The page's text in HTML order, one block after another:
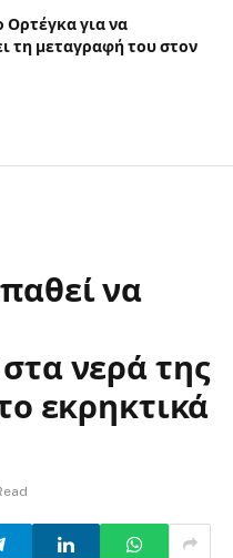
Ορτέγκα για να
τη μεταγραφή του στον
να
νερά της
εκρηκτικά